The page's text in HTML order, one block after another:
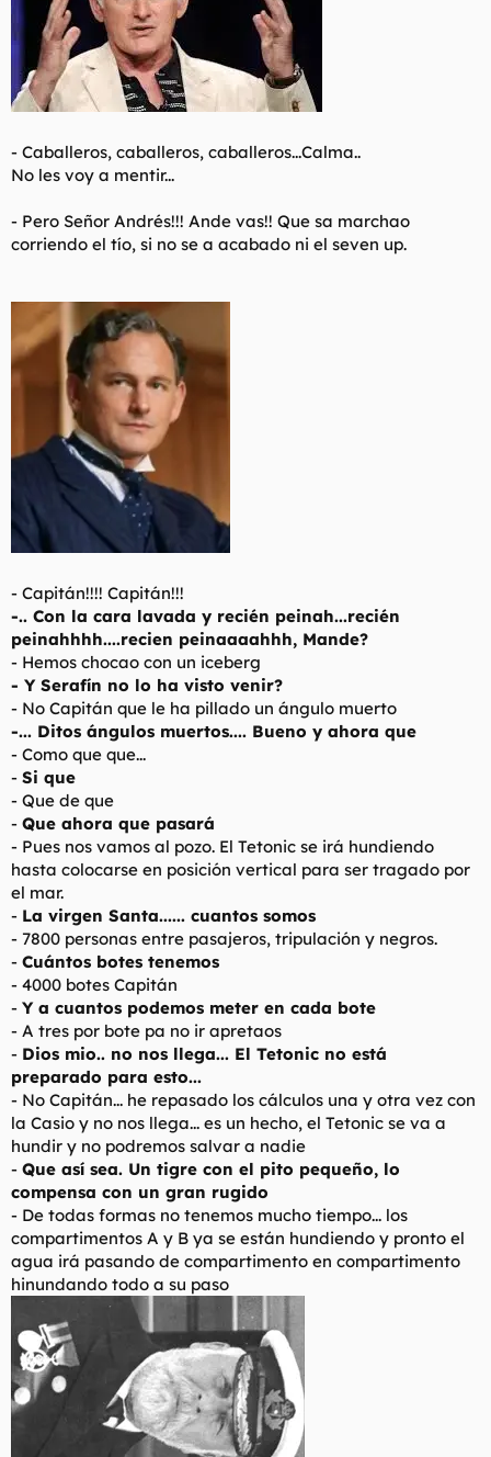
- Caballeros, caballeros, caballeros...Calma..
No les voy a mentir...
- Pero Señor Andrés!!! Ande vas!! Que sa marchao
corriendo el tío, si no se a acabado ni el seven up.
- Capitán!!!! Capitán!!!
-.. Con la cara lavada y recién peinah...recién
peinahhhh....recien peinaaaahhh, Mande?
- Hemos chocao con un iceberg
- Y Serafín no lo ha visto venir?
- No Capitán que le ha pillado un ángulo muerto
-... Ditos ángulos muertos.... Bueno y ahora que
- Como que que...
- Si que
- Que de que
- Que ahora que pasará
- Pues nos vamos al pozo. El Tetonic se irá hundiendo
hasta colocarse en posición vertical para ser tragado por
el mar.
- La virgen Santa...... cuantos somos
- 7800 personas entre pasajeros, tripulación y negros.
- Cuántos botes tenemos
- 4000 botes Capitán
- Y a cuantos podemos meter en cada bote
- A tres por bote pa no ir apretaos
- Dios mio.. no nos llega... El Tetonic no está
preparado para esto...
- No Capitán... he repasado los cálculos una y otra vez con
la Casio y no nos llega... es un hecho, el Tetonic se va a
hundir y no podremos salvar a nadie
- Que así sea. Un tigre con el pito pequeño, lo
compensa con un gran rugido
- De todas formas no tenemos mucho tiempo... los
compartimentos A y B ya se están hundiendo y pronto el
agua irá pasando de compartimento en compartimento
hinundando todo a su paso